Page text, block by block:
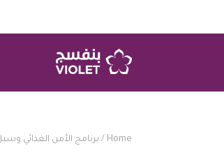
Home
/ برنامج الأمن الغذائي